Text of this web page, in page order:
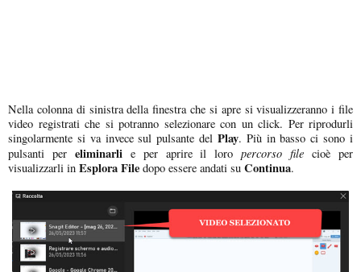
Nella colonna di sinistra della finestra che si apre si visualizzeranno i file
video registrati che si potranno selezionare con un click. Per riprodurli
singolarmente si va invece sul pulsante del Play. Più in basso ci sono i
pulsanti per eliminarli e per aprire il loropercorso file cioè per
visualizzarli in Esplora File dopo essere andati su Continua.